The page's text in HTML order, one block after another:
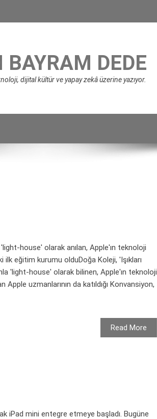
BAYRAM DEDE
dijital kültür ve yapay zekâ üzerine yazıyor.
house' olarak anılan, Apple'ın teknoloji
eğitim kurumu olduDoğa Koleji, 'Işıkları
'light-house' olarak bilinen, Apple'ın teknoloji
Apple uzmanlarının da katıldığı Konvansiyon,
Read More
iPad mini entegre etmeye başladı. Bugüne